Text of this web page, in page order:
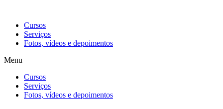
Cursos
Serviços
Fotos, vídeos e depoimentos
Menu
Cursos
Serviços
Fotos, vídeos e depoimentos